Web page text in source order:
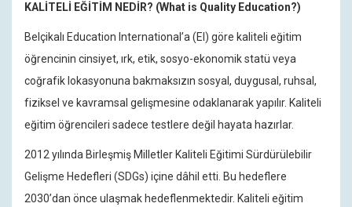
KALİTELİ EĞİTİM NEDİR? (What is Quality Education?)
Belçikalı Education International’a (EI) göre kaliteli eğitim
öğrencinin cinsiyet, ırk, etik, sosyo-ekonomik statü veya
coğrafik lokasyonuna bakmaksızın sosyal, duygusal, ruhsal,
fiziksel ve kavramsal gelişmesine odaklanarak yapılır. Kaliteli
eğitim öğrencileri sadece testlere değil hayata hazırlar.
2012 yılında Birleşmiş Milletler Kaliteli Eğitimi Sürdürülebilir
Gelişme Hedefleri (SDGs) içine dâhil etti. Bu hedeflere
2030’dan önce ulaşmak hedeflenmektedir. Kaliteli eğitim